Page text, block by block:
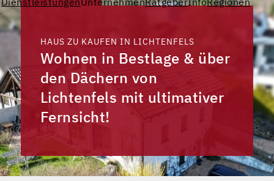
HAUS ZU KAUFEN IN LICHTENFELS
Wohnen in Bestlage & über
den Dächern von
Lichtenfels mit ultimativer
Fernsicht!